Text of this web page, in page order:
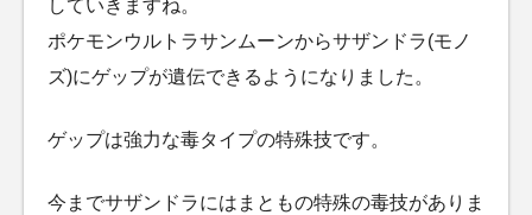
していきますね。
ポケモンウルトラサンムーンからサザンドラ(モノ
ズ)にゲップが遺伝できるようになりました。
ゲップは強力な毒タイプの特殊技です。
今までサザンドラにはまともの特殊の毒技がありま